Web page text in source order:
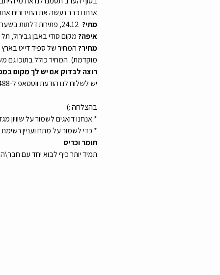
אנחנו כבר נעשה את החיבורים
מתי?
איפה? מקום סודי באבן גבירול,
מחיר?
מוקדמת). המחיר כולל בתוכו גם
רוצה לבדוק אם יש לך מקום
יש לשלוח לנו הודעת ווטסאפ ל-0559384488 או לחלופין ללחוץ על הקישור:
בהצלחה :)
* אנחנו דואגים לשמור על שוויון
* כדי לשמור על מתח ועניין
תומר וכריס
תמיד יותר כיף לבוא יחד עם